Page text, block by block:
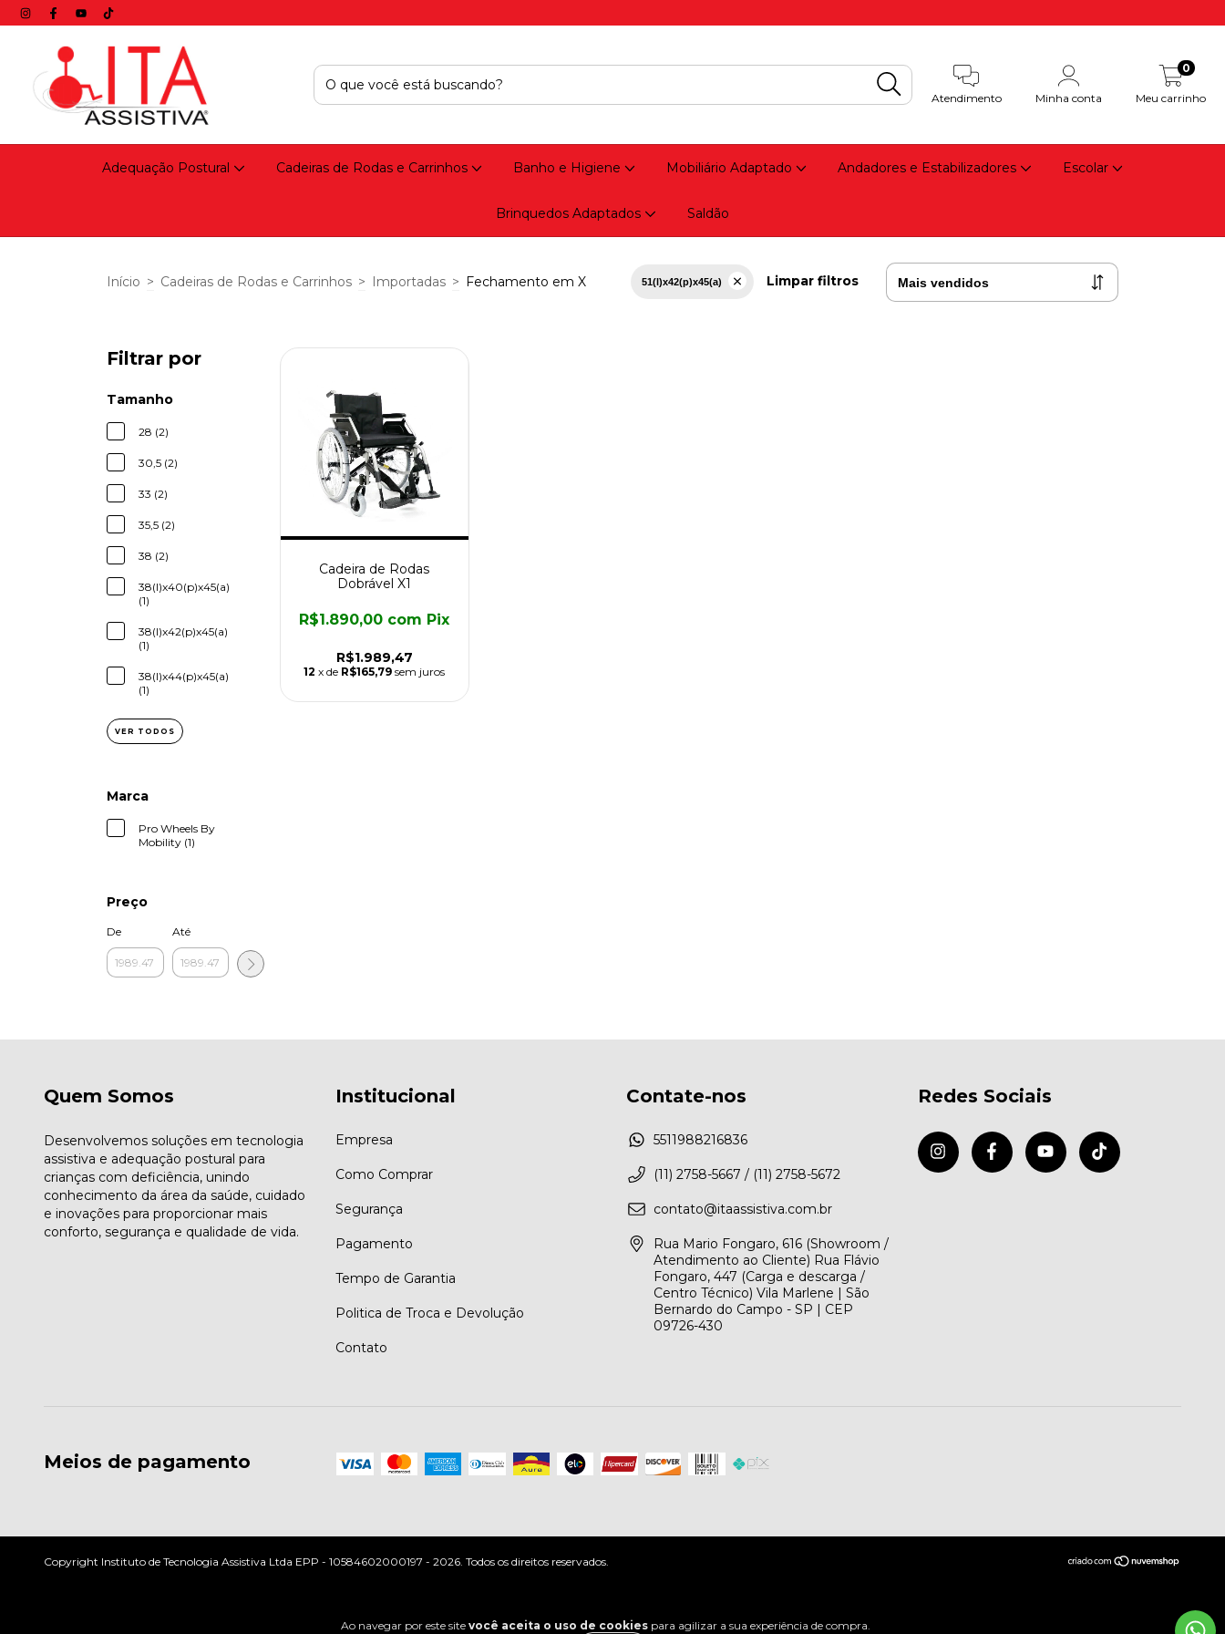
Atendimento Minha conta Meu carrinho
0
Adequação Postural Cadeiras de Rodas e Carrinhos Banho e Higiene Mobiliário Adaptado Andadores e Estabilizadores Escolar
Brinquedos Adaptados Saldão
Ao navegar por este site você aceita o uso de cookiespara agilizar a sua experiência de compra.
Início > Cadeiras de Rodas e Carrinhos > Importadas > Fechamento em X 51(l)x42(p)x45(a) Limpar filtros
Filtrar por
Tamanho
28 (2)
30,5 (2)
33 (2)
35,5 (2)
38 (2)
38(l)x40(p)x45(a)
(1)
38(l)x42(p)x45(a)
(1)
38(l)x44(p)x45(a)
(1)
VER TODOS
Marca
Pro Wheels By
Mobility (1)
Preço
De Até
Cadeira de Rodas
Dobrável X1
R$1.989,47
R$1.890,00 com Pix
12 x de R$165,79 sem juros
Quem Somos
Desenvolvemos soluções em tecnologia
assistiva e adequação postural para
crianças com deficiência, unindo
conhecimento da área da saúde, cuidado
e inovações para proporcionar mais
conforto, segurança e qualidade de vida.
Institucional
Empresa
Como Comprar
Segurança
Pagamento
Tempo de Garantia
Politica de Troca e Devolução
Contato
Contate-nos
5511988216836
(11) 2758-5667 / (11) 2758-5672
contato@itaassistiva.com.br
Rua Mario Fongaro, 616 (Showroom /
Atendimento ao Cliente) Rua Flávio
Fongaro, 447 (Carga e descarga /
Centro Técnico) Vila Marlene | São
Bernardo do Campo - SP | CEP
09726-430
Redes Sociais
Meios de pagamento
Copyright Instituto de Tecnologia Assistiva Ltda EPP - 10584602000197 - 2026. Todos os direitos reservados.